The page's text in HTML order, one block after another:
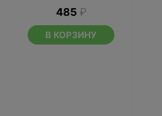
485 ₽
В КОРЗИНУ